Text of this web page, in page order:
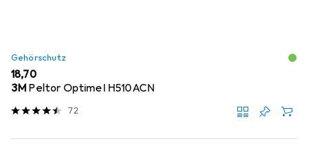
Gehörschutz
EUR
18,70
3M Peltor OptimeI H510ACN
72